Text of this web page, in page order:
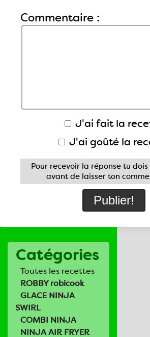
Catégories
Toutes les recettes
ROBBY robicook
GLACE NINJA
SWIRL
COMBI NINJA
NINJA AIR FRYER
Commentaire :
J'ai fait la
J'ai goûté la
Pour recevoir la réponse tu dois
avant de laisser ton